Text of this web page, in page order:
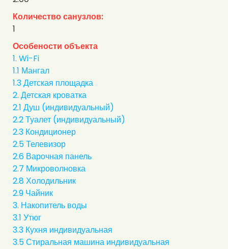
Количество санузлов:
1
Особености объекта
1. Wi-Fi
1.1 Мангал
1.3 Детская площадка
2. Детская кроватка
2.1 Душ (индивидуальный)
2.2 Туалет (индивидуальный)
2.3 Кондиционер
2.5 Телевизор
2.6 Варочная панель
2.7 Микроволновка
2.8 Холодильник
2.9 Чайник
3. Накопитель воды
3.1 Утюг
3.3 Кухня индивидуальная
3.5 Стиральная машина индивидуальная